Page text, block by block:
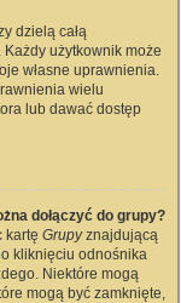
dzielą całą
Każdy użytkownik może
własne uprawnienia.
wielu
lub dawać dostęp
dołączyć do grupy?
kartę Grupyznajdującą
kliknięciu odnośnika
Niektóre mogą
mogą być zamknięte,